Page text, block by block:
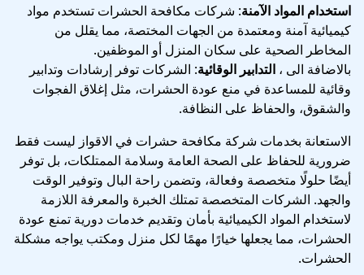
استخدام المواد الآمنة: شركات مكافحة الحشرات تستخدم مواد
كيميائية آمنة ومعتمدة من الجهات المختصة، مما يقلل من
المخاطر الصحية على سكان المنزل أو الموظفين.
بالاضافة الى ، التدابير الوقائية: الشركات توفر إرشادات وتدابير
وقائية للمساعدة في منع عودة الحشرات، مثل إغلاق الفجوات
والشقوق، والحفاظ على النظافة.
الاستعانة بخدمات شركة مكافحة حشرات في الاقواز ليست فقط
ضرورية للحفاظ على الصحة العامة وسلامة الممتلكات، بل توفر
أيضًا حلولًا متخصصة وفعالة، وتضمن راحة البال وتوفير الوقت
والجهد. الشركات المتخصصة تمتلك الخبرة والمعرفة اللازمة
لاستخدام المواد الكيميائية بأمان وتقديم خدمات دورية تمنع عودة
الحشرات، مما يجعلها خيارًا مهمًا لكل منزل ومكتب يواجه مشكلة
الحشرات.